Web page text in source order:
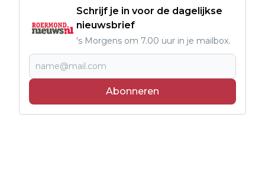
Schrijf je in voor de dagelijkse
nieuwsbrief
's Morgens om 7.00 uur in je mailbox.
Abonneren